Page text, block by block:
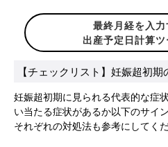
最終月経を入力
出産予定日計算
【チェックリスト】妊娠超初
妊娠超初期に見られる代表的な症
い当たる症状があるか以下のサイ
それぞれの対処法も参考にしてくだ